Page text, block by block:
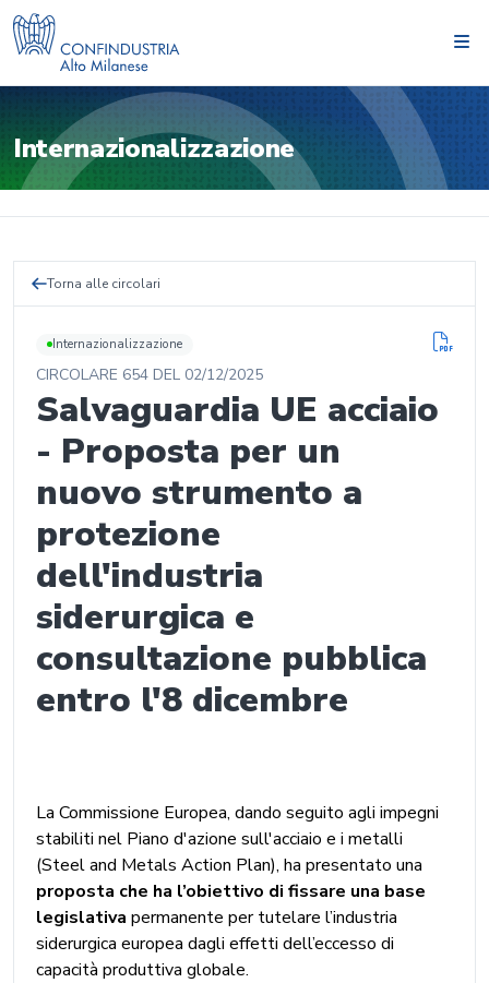
Internazionalizzazione
Torna alle circolari
Internazionalizzazione
CIRCOLARE 654 DEL 02/12/2025
Salvaguardia UE acciaio
- Proposta per un
nuovo strumento a
protezione
dell'industria
siderurgica e
consultazione pubblica
entro l'8 dicembre
La Commissione Europea, dando seguito agli impegni
stabiliti nel Piano d'azione sull'acciaio e i metalli
(Steel and Metals Action Plan), ha presentato una
proposta che ha l’obiettivo di fissare una base
legislativa permanente per tutelare l’industria
siderurgica europea dagli effetti dell’eccesso di
capacità produttiva globale.